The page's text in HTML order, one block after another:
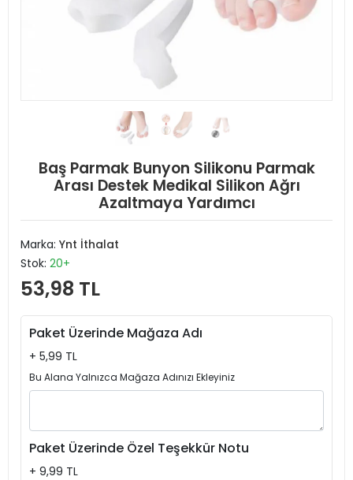
Baş Parmak Bunyon Silikonu Parmak
Arası Destek Medikal Silikon Ağrı
Azaltmaya Yardımcı
Marka: Ynt İthalat
Stok: 20+
53,98 TL
Paket Üzerinde Mağaza Adı
+ 5,99 TL
Bu Alana Yalnızca Mağaza Adınızı Ekleyiniz
Paket Üzerinde Özel Teşekkür Notu
+ 9,99 TL